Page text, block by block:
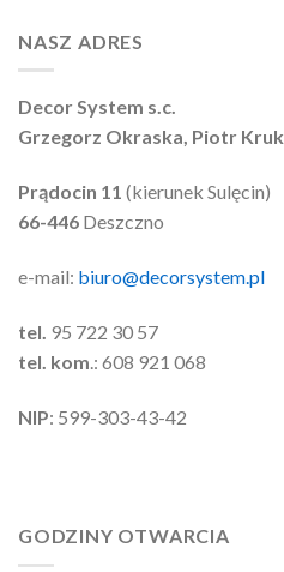
NASZ ADRES
Decor System s.c.
Grzegorz Okraska, Piotr Kruk
Prądocin 11 (kierunek Sulęcin)
66-446 Deszczno
e-mail: biuro@decorsystem.pl
tel. 95 722 30 57
tel. kom.: 608 921 068
NIP: 599-303-43-42
GODZINY OTWARCIA